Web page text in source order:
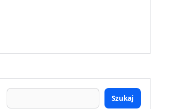
Szukaj